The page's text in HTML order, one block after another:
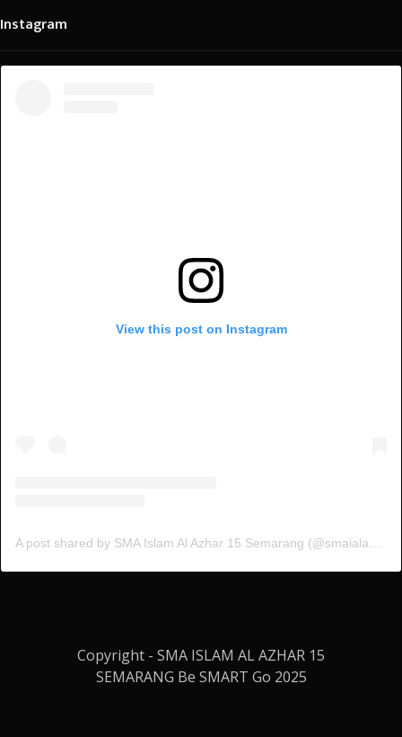
Instagram
View this post on Instagram
Copyright - SMA ISLAM AL AZHAR 15
SEMARANG Be SMART Go 2025